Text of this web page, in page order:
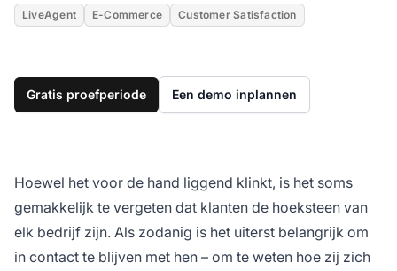
LiveAgent E-Commerce Customer Satisfaction
Gratis proefperiode Een demo inplannen
Hoewel het voor de hand liggend klinkt, is het soms
gemakkelijk te vergeten dat klanten de hoeksteen van
elk bedrijf zijn. Als zodanig is het uiterst belangrijk om
in contact te blijven met hen – om te weten hoe zij zich